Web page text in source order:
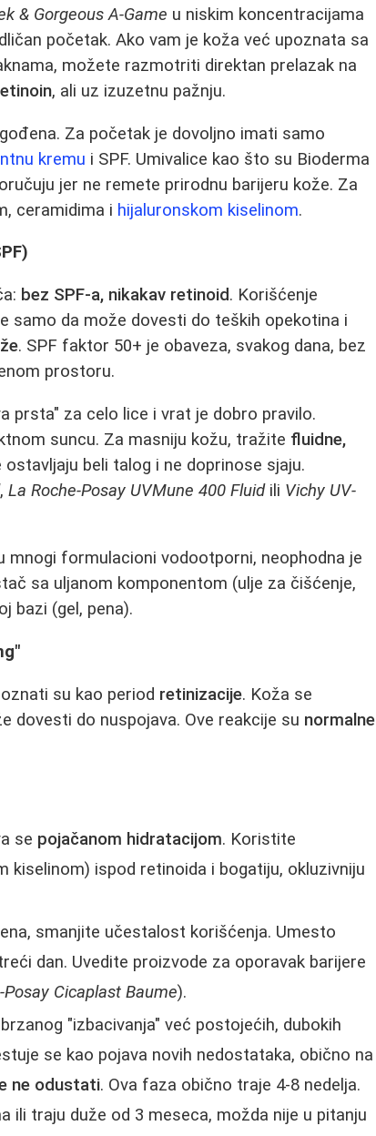
& Gorgeous A-Game u niskim koncentracijama
početak. Ako vam je koža već upoznata sa
možete razmotriti direktan prelazak na
, ali uz izuzetnu pažnju.
Za početak je dovoljno imati samo
kremu i SPF. Umivalice kao što su Bioderma
jer ne remete prirodnu barijeru kože. Za
ceramidima i hijaluronskom kiselinom.
bez SPF-a, nikakav retinoid. Korišćenje
samo da može dovesti do teških opekotina i
. SPF faktor 50+ je obaveza, svakog dana, bez
prostoru.
prsta" za celo lice i vrat je dobro pravilo.
suncu. Za masniju kožu, tražite fluidne,
ostavljaju beli talog i ne doprinose sjaju.
,La Roche-Posay UVMune 400 Fluidili Vichy UV-
mnogi formulacioni vodootporni, neophodna je
sa uljanom komponentom (ulje za čišćenje,
bazi (gel, pena).
su kao period retinizacije. Koža se
dovesti do nuspojava. Ove reakcije su normalne
se pojačanom hidratacijom. Koristite
kiselinom) ispod retinoida i bogatiju, okluzivniju
smanjite učestalost korišćenja. Umesto
dan. Uvedite proizvode za oporavak barijere
Posay Cicaplast Baume).
"izbacivanja" već postojećih, dubokih
se kao pojava novih nedostataka, obično na
ne odustati. Ova faza obično traje 4-8 nedelja.
ili traju duže od 3 meseca, možda nije u pitanju